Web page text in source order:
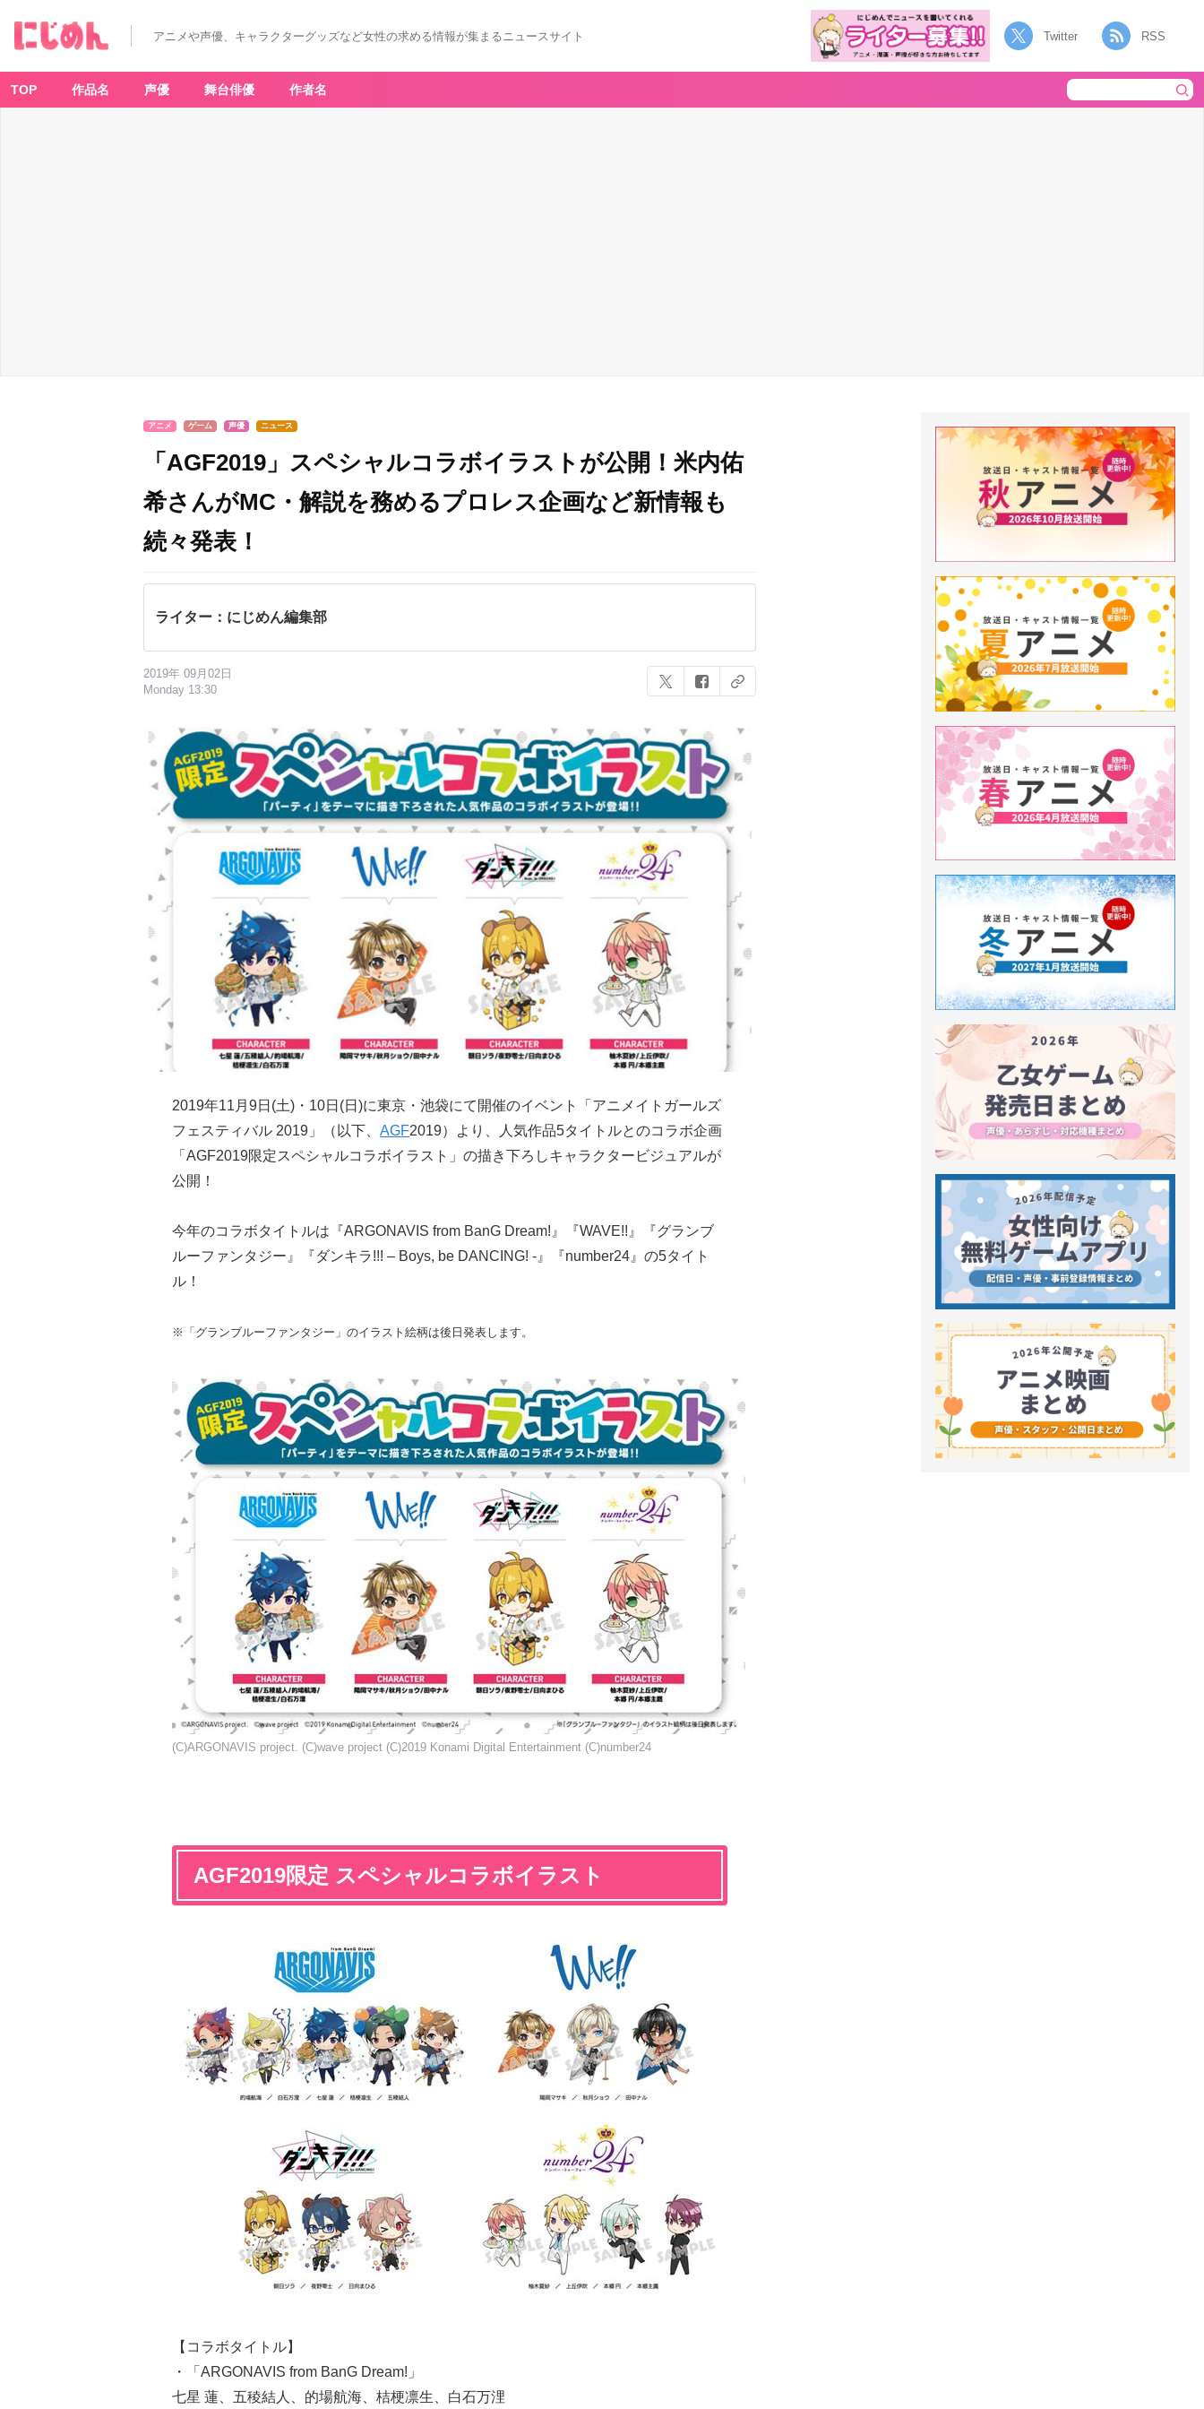
アニメや声優、キャラクターグッズなど女性の求める情報が集まるニュースサイト Twitter RSS
TOP 作品名 声優 舞台俳優 作者名
アニメ ゲーム 声優 ニュース
「AGF2019」スペシャルコラボイラストが公開！米内佑
希さんがMC・解説を務めるプロレス企画など新情報も
続々発表！
ライター：にじめん編集部
2019年 09月02日
Monday 13:30
2019年11月9日(土)・10日(日)に東京・池袋にて開催のイベント「アニメイトガールズ
フェスティバル 2019」（以下、 AGF2019）より、人気作品5タイトルとのコラボ企画
「AGF2019限定スペシャルコラボイラスト」の描き下ろしキャラクタービジュアルが
公開！
今年のコラボタイトルは『ARGONAVIS from BanG Dream!』『WAVE!!』『グランブ
ルーファンタジー』『ダンキラ!!! – Boys, be DANCING! -』『number24』の5タイト
ル！
※「グランブルーファンタジー」のイラスト絵柄は後日発表します。
(C)ARGONAVIS project. (C)wave project (C)2019 Konami Digital Entertainment (C)number24
AGF2019限定 スペシャルコラボイラスト
【コラボタイトル】
・「ARGONAVIS from BanG Dream!」
七星 蓮、五稜結人、的場航海、桔梗凛生、白石万浬